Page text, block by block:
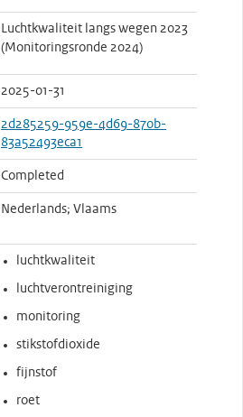
Luchtkwaliteit langs wegen 2023
(Monitoringsronde 2024)
2025-01-31
2d285259-959e-4d69-870b-
83a52493eca1
Completed
Nederlands; Vlaams
luchtkwaliteit
luchtverontreiniging
monitoring
stikstofdioxide
fijnstof
roet